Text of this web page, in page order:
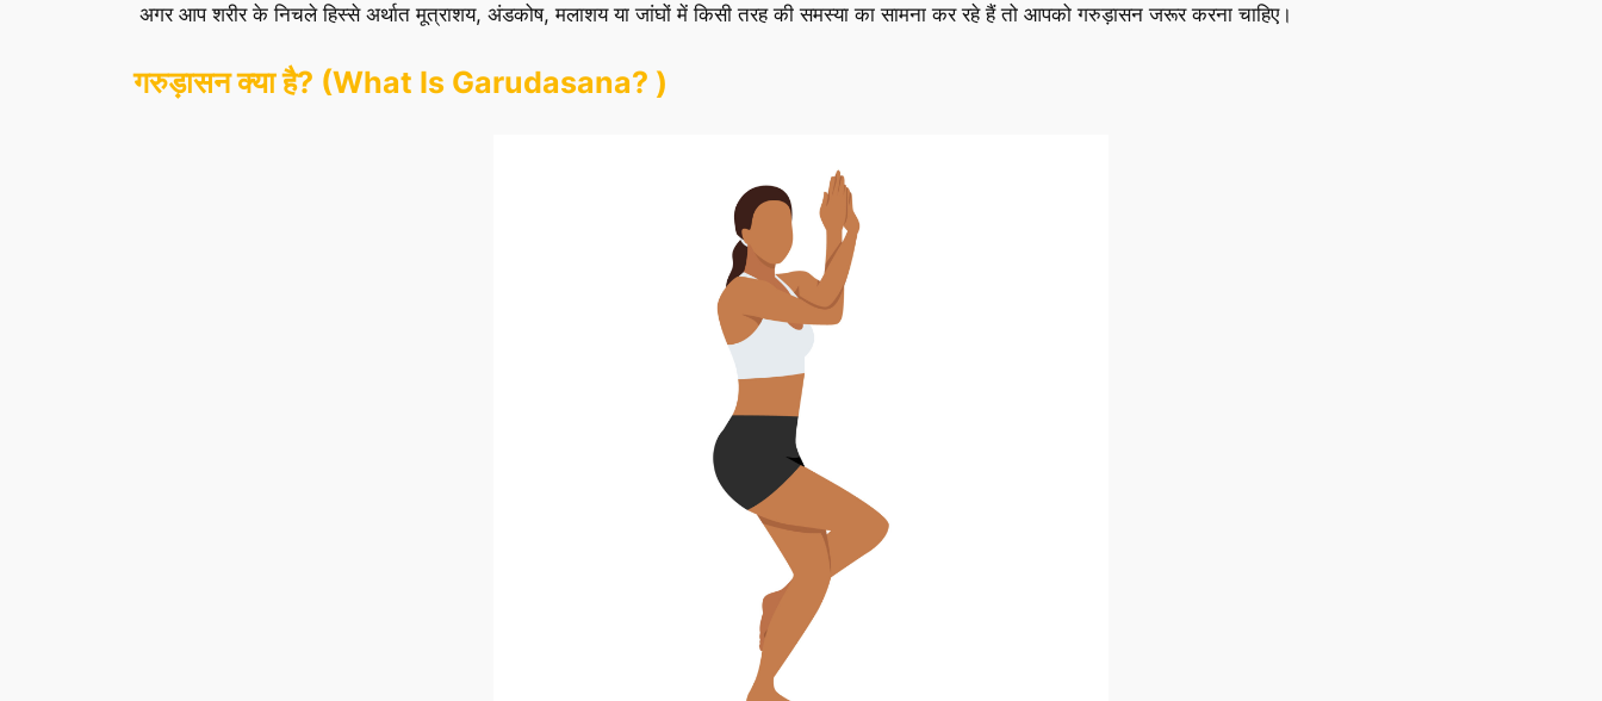
अगर आप शरीर के निचले हिस्‍से अर्थात मूत्राशय, अंडकोष, मलाशय या जांघों में किसी तरह की समस्‍या का सामना कर रहे हैं तो आपको गरुड़ासन जरूर करना चाहिए।
गरुड़ासन क्या है? (What Is Garudasana? )